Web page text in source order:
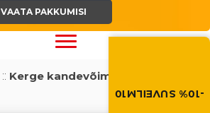
Suvi toob
-10% SUVEILM10
VAATA PAKKUMISI
:: Kerge kandevõimega rattad